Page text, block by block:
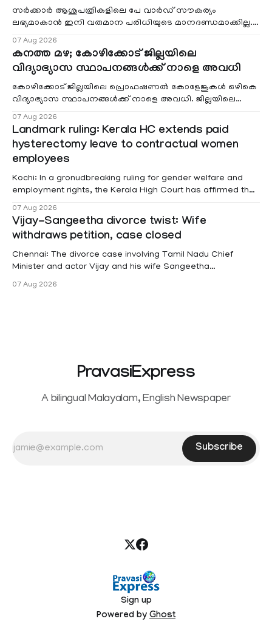
സർക്കാർ ആശുപത്രികളിലെ പേ വാർഡ് സൗകര്യം
ലഭ്യമാകാൻ ഇനി വരുമാന പരിധിയുടെ മാനദണ്ഡമാക്കില്ല.
07 Aug 2026
കനത്ത മഴ; കോഴിക്കോട് ജില്ലയിലെ
വിദ്യാഭ്യാസ സ്ഥാപനങ്ങൾക്ക് നാളെ അവധി
കോഴിക്കോട് ജില്ലയിലെ പ്രൊഫഷണൽ കോളേജുകൾ ഒഴികെ
വിദ്യാഭ്യാസ സ്ഥാപനങ്ങൾക്ക് നാളെ അവധി. ജില്ലയിലെ
07 Aug 2026
Landmark ruling: Kerala HC extends paid
hysterectomy leave to contractual women
employees
Kochi: In a gronudbreaking ruling for gender welfare and
employment rights, the Kerala High Court has affirmed that
projects are eligible for paid medical leave following
hysterectomy surgery under the Kerala Service Rules
(KSR). The court noted that since essential benefits like
maternity
07 Aug 2026
Vijay-Sangeetha divorce twist: Wife
withdraws petition, case closed
Chennai: The divorce case involving Tamil Nadu Chief
Minister and actor Vijay and his wife Sangeetha
Sowrnalingam has taken a new turn after Sangeetha
07 Aug 2026
PravasiExpress
A bilingual Malayalam, English Newspaper
Subscribe
Sign up
Powered by Ghost